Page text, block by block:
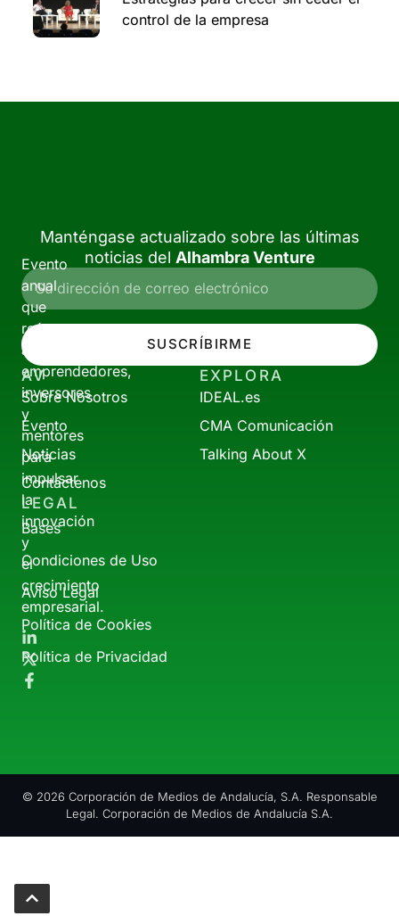
control de la empresa
Evento
anual
que
reúne
a
emprendedores,
inversores
y
mentores
para
impulsar
la
innovación
y
el
crecimiento
empresarial.
Manténgase actualizado sobre las últimas
noticias del Alhambra Venture
SUSCRÍBIRME
AV
Sobre Nosotros
Evento
Noticias
Contáctenos
EXPLORA
IDEAL.es
CMA Comunicación
Talking About X
LEGAL
Bases
Condiciones de Uso
Aviso Legal
Política de Cookies
Política de Privacidad
© 2026 Corporación de Medios de Andalucía, S.A. Responsable
Legal. Corporación de Medios de Andalucía S.A.